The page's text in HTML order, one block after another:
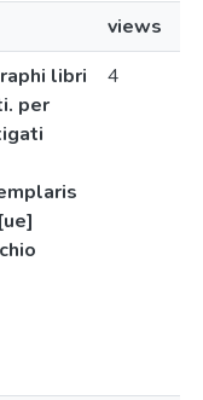
views
libri
per
4